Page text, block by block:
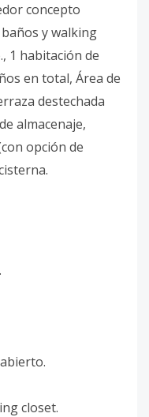
concepto
y walking
1 habitación de
en total, Área de
destechada
almacenaje,
opción de
closet.